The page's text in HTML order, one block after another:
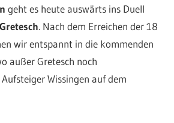
geht es heute auswärts ins Duell
. Nach dem Erreichen der 18
wir entspannt in die kommenden
außer Gretesch noch
Wissingen auf dem